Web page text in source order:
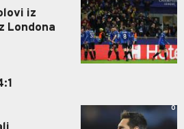
iz
Londona
0